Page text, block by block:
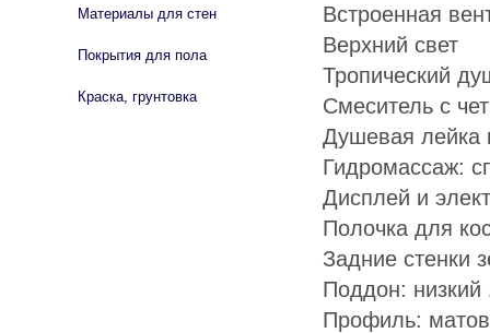
Встроенная
Верхний свет
Тропический
Смеситель с
Душевая лейка
Гидромассаж:
Дисплей и
Полочка для
Задние стенки
Поддон:
Профиль:
Материалы для стен
Покрытия для пола
Краска, грунтовка